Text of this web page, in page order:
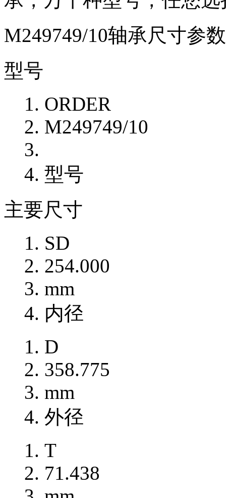
M249749/10轴承尺寸参数
型号
ORDER
M249749/10
型号
主要尺寸
SD
254.000
mm
内径
D
358.775
mm
外径
T
71.438